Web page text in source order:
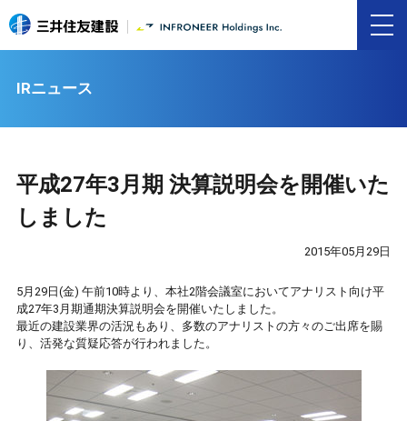
IRニュース
平成27年3月期 決算説明会を開催いた
しました
2015年05月29日
5月29日(金) 午前10時より、本社2階会議室においてアナリスト向け平
成27年3月期通期決算説明会を開催いたしました。
最近の建設業界の活況もあり、多数のアナリストの方々のご出席を賜
り、活発な質疑応答が行われました。